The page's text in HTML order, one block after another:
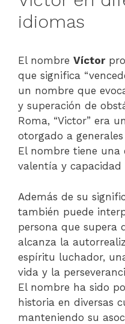
idiomas
El nombre Víctor
que significa
un nombre que
y superación de
Roma, “Victor” era
otorgado a
El nombre tiene una
valentía y
Además de su
también puede
persona que supera
alcanza la
espíritu luchador,
vida y la
El nombre ha sido
historia en diversas
manteniendo su